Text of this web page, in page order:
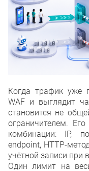
Когда трафик уже
WAF и выглядит
становится не
ограничителем.
комбинации: IP,
endpoint, HTTP-
учётной записи при
Один лимит на